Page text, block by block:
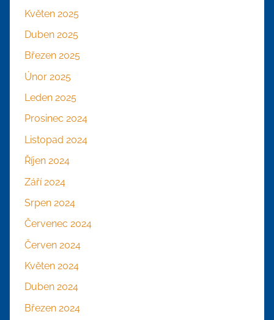
Květen 2025
Duben 2025
Březen 2025
Únor 2025
Leden 2025
Prosinec 2024
Listopad 2024
Říjen 2024
Září 2024
Srpen 2024
Červenec 2024
Červen 2024
Květen 2024
Duben 2024
Březen 2024